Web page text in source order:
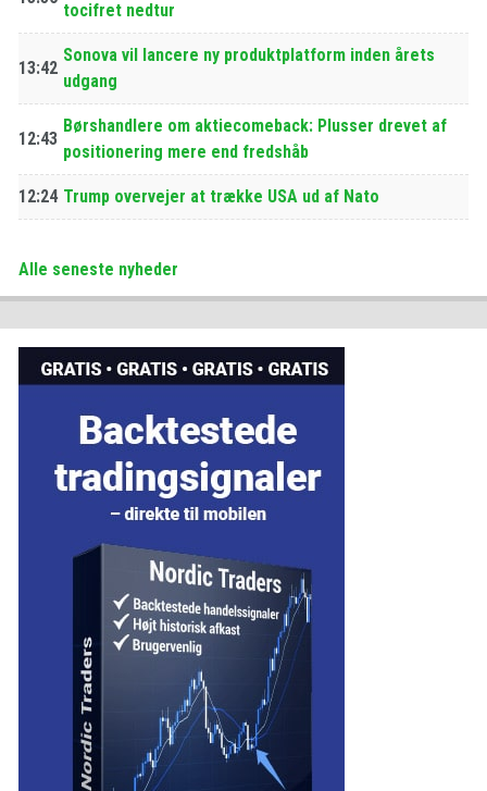
tocifret nedtur
13:42
Sonova vil lancere ny produktplatform inden årets
udgang
12:43
Børshandlere om aktiecomeback: Plusser drevet af
positionering mere end fredshåb
12:24 Trump overvejer at trække USA ud af Nato
Alle seneste nyheder